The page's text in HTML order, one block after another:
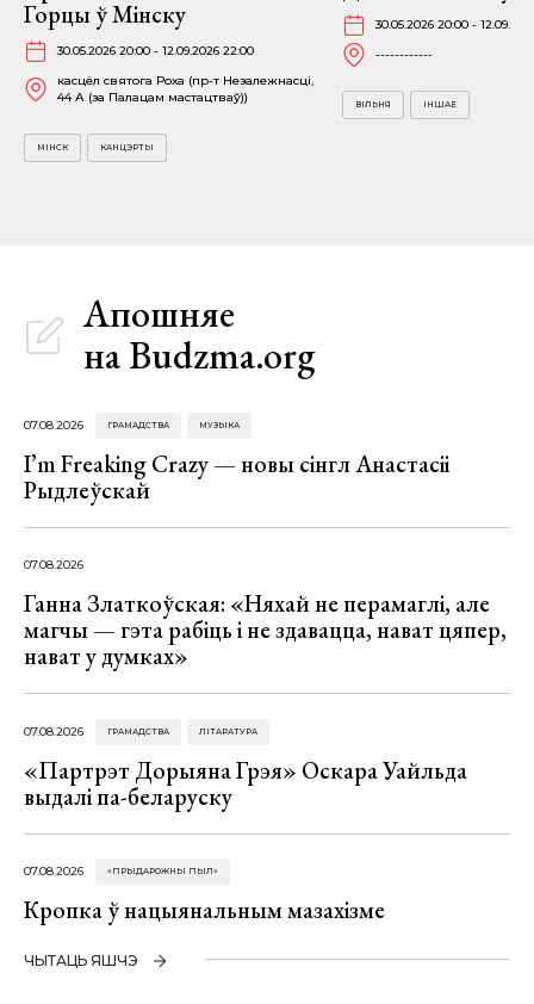
Горцы ў Мінску
30.05.2026 20:00 - 12.09.2026 22:00
касцёл святога Роха (пр-т Незалежнасці,
44 А (за Палацам мастацтваў))
МІНСК КАНЦЭРТЫ
30.05.2026 20:00 -
------------
ВІЛЬНЯ ІНШАЕ
Апошняе
на Budzma.org
07.08.2026 ГРАМАДСТВА МУЗЫКА
I’m Freaking Crazy — новы сінгл Анастасіі
Рыдлеўскай
07.08.2026
Ганна Златкоўская: «Няхай не перамаглі, але
магчы — гэта рабіць і не здавацца, нават цяпер,
нават у думках»
07.08.2026 ГРАМАДСТВА ЛІТАРАТУРА
«Партрэт Дорыяна Грэя» Оскара Уайльда
выдалі па-беларуску
07.08.2026 «ПРЫДАРОЖНЫ ПЫЛ»
Кропка ў нацыянальным мазахізме
ЧЫТАЦЬ ЯШЧЭ